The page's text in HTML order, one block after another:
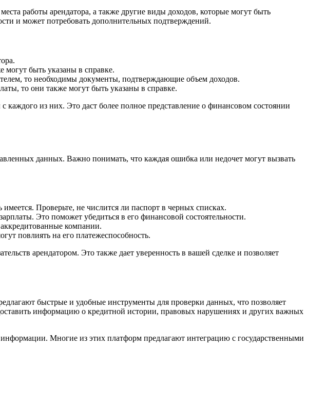
работы арендатора, а также другие виды доходов, которые могут быть
и может потребовать дополнительных подтверждений.
быть указаны в справке.
то необходимы документы, подтверждающие объем доходов.
то они также могут быть указаны в справке.
каждого из них. Это даст более полное представление о финансовом состоянии
данных. Важно понимать, что каждая ошибка или недочет могут вызвать
Проверьте, не числится ли паспорт в черных списках.
Это поможет убедиться в его финансовой состоятельности.
компании.
повлиять на его платежеспособность.
арендатором. Это также дает уверенность в вашей сделке и позволяет
быстрые и удобные инструменты для проверки данных, что позволяет
информацию о кредитной истории, правовых нарушениях и других важных
Многие из этих платформ предлагают интеграцию с государственными